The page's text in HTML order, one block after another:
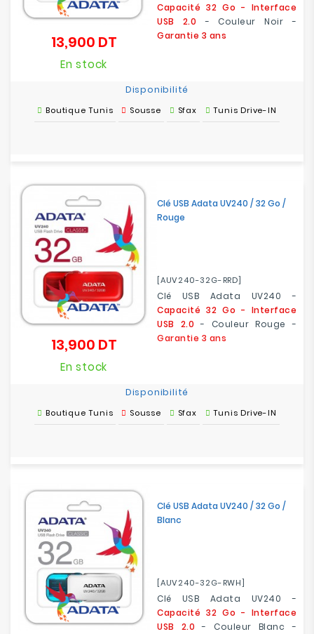
Capacité 32 Go - Interface
USB 2.0 - Couleur Noir -
Garantie 3 ans
13,900 DTPrix
En stock
Disponibilité
Boutique Tunis Sousse Sfax Tunis Drive-IN
Clé USB Adata UV240 / 32 Go /
Rouge
[AUV240-32G-RRD]
Clé USB Adata UV240 -
Capacité 32 Go - Interface
USB 2.0 - Couleur Rouge -
Garantie 3 ans
13,900 DTPrix
En stock
Disponibilité
Boutique Tunis Sousse Sfax Tunis Drive-IN
Clé USB Adata UV240 / 32 Go /
Blanc
[AUV240-32G-RWH]
Clé USB Adata UV240 -
Capacité 32 Go - Interface
USB 2.0 - Couleur Blanc -